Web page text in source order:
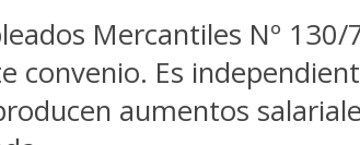
Mercantiles Nº 130/
Es
aumentos